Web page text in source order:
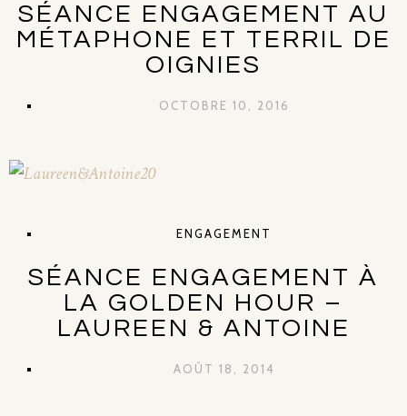
SÉANCE ENGAGEMENT AU
MÉTAPHONE ET TERRIL DE
OIGNIES
OCTOBRE 10, 2016
ENGAGEMENT
SÉANCE ENGAGEMENT À
LA GOLDEN HOUR –
LAUREEN & ANTOINE
AOÛT 18, 2014